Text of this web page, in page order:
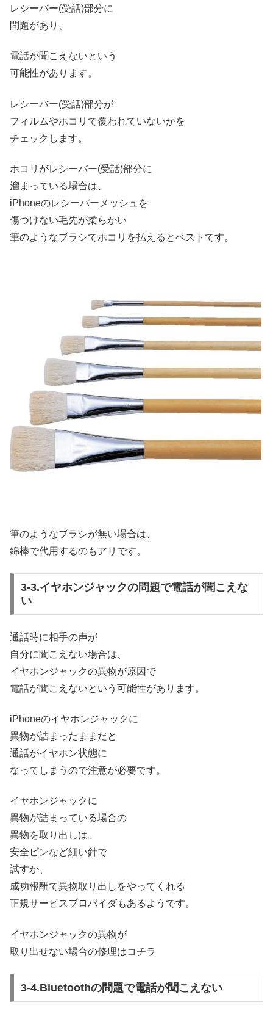
レシーバー(受話)部分に
問題があり、
電話が聞こえないという
可能性があります。
レシーバー(受話)部分が
フィルムやホコリで覆われていないかを
チェックします。
ホコリがレシーバー(受話)部分に
溜まっている場合は、
iPhoneのレシーバーメッシュを
傷つけない毛先が柔らかい
筆のようなブラシでホコリを払えるとベストです。
筆のようなブラシが無い場合は、
綿棒で代用するのもアリです。
3-3.イヤホンジャックの問題で電話が聞こえな
い
通話時に相手の声が
自分に聞こえない場合は、
イヤホンジャックの異物が原因で
電話が聞こえないという可能性があります。
iPhoneのイヤホンジャックに
異物が詰まったままだと
通話がイヤホン状態に
なってしまうので注意が必要です。
イヤホンジャックに
異物が詰まっている場合の
異物を取り出しは、
安全ピンなど細い針で
試すか、
成功報酬で異物取り出しをやってくれる
正規サービスプロバイダもあるようです。
イヤホンジャックの異物が
取り出せない場合の修理はコチラ
3-4.Bluetoothの問題で電話が聞こえない